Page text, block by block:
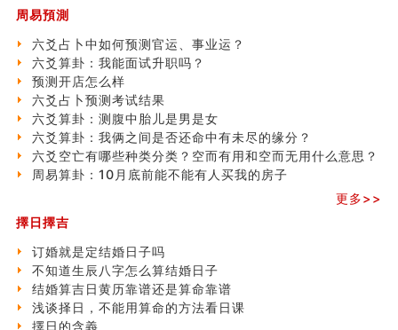
周易預測
六爻占卜中如何预测官运、事业运？
六爻算卦：我能面试升职吗？
预测开店怎么样
六爻占卜预测考试结果
六爻算卦：测腹中胎儿是男是女
六爻算卦：我俩之间是否还命中有未尽的缘分？
六爻空亡有哪些种类分类？空而有用和空而无用什么意思？
周易算卦：10月底前能不能有人买我的房子
更多>>
擇日擇吉
订婚就是定结婚日子吗
不知道生辰八字怎么算结婚日子
结婚算吉日黄历靠谱还是算命靠谱
浅谈择日，不能用算命的方法看日课
擇日的含義